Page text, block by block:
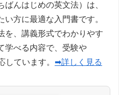
ばんはじめの英文法）は、
方に最適な入門書です。
を、講義形式でわかりやす
学べる内容で、受験や
しています。 ➡詳しく見る